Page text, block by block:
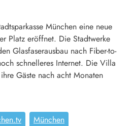
München eine neue
Platz eröffnet. Die Stadtwerke
Glasfaserausbau nach Fiber-to-
schnelleres Internet. Die Villa
Gäste nach acht Monaten
München